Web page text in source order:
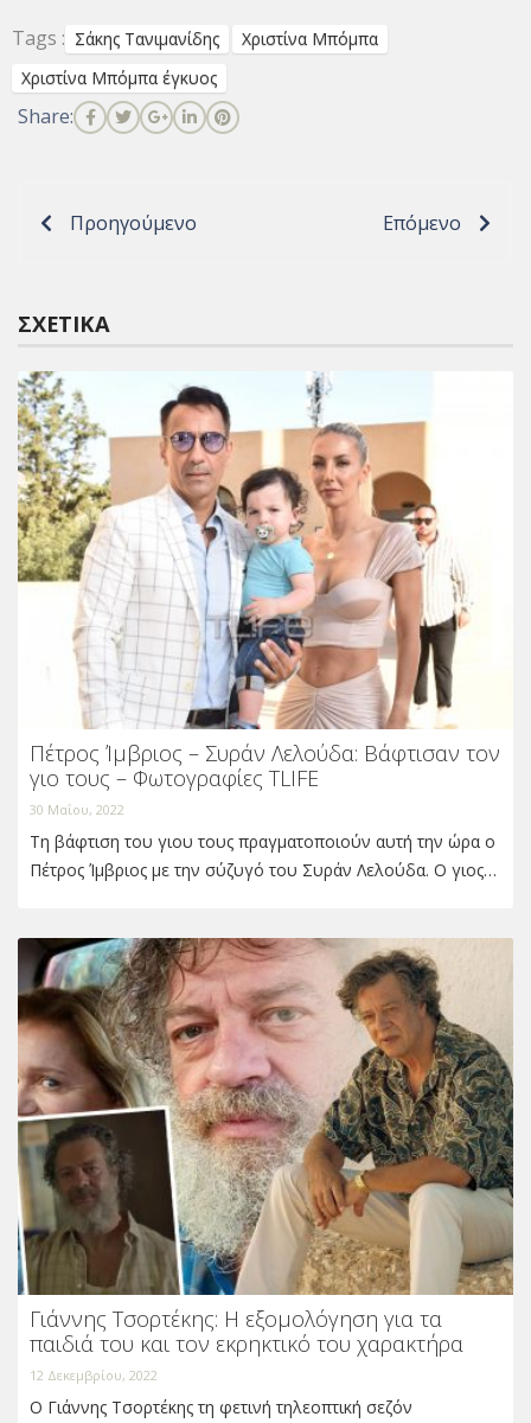
Tags : Σάκης Τανιμανίδης
Χριστίνα Μπόμπα
Χριστίνα Μπόμπα έγκυος
Share:
Προηγούμενο Επόμενο
ΣΧΕΤΙΚΆ
Πέτρος Ίμβριος – Συράν Λελούδα: Βάφτισαν τον
γιο τους – Φωτογραφίες TLIFE
30 Μαΐου, 2022
Τη βάφτιση του γιου τους πραγματοποιούν αυτή την ώρα ο
Πέτρος Ίμβριος με την σύζυγό του Συράν Λελούδα. Ο γιος…
Γιάννης Τσορτέκης: Η εξομολόγηση για τα
παιδιά του και τον εκρηκτικό του χαρακτήρα
12 Δεκεμβρίου, 2022
O Γιάννης Τσορτέκης τη φετινή τηλεοπτική σεζόν